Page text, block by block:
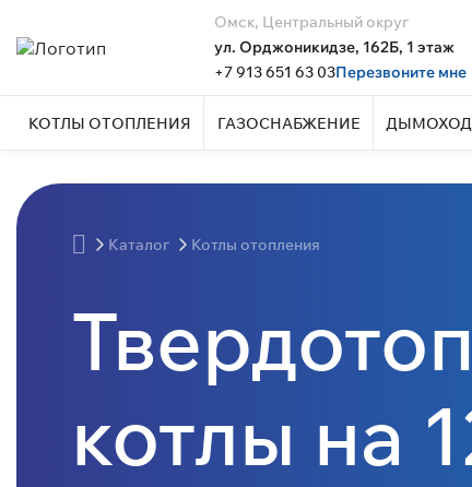
Омск, Центральный округ
ул. Орджоникидзе, 162Б, 1 этаж
+7 913 651 63 03Перезвоните мне
КОТЛЫ ОТОПЛЕНИЯ ГАЗОСНАБЖЕНИЕ
Каталог Котлы отопления
котлы на